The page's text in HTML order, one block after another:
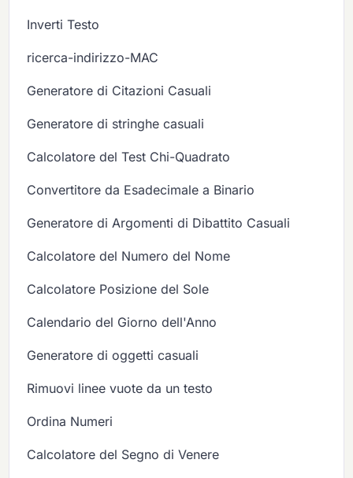
Inverti Testo
ricerca-indirizzo-MAC
Generatore di Citazioni Casuali
Generatore di stringhe casuali
Calcolatore del Test Chi-Quadrato
Convertitore da Esadecimale a Binario
Generatore di Argomenti di Dibattito Casuali
Calcolatore del Numero del Nome
Calcolatore Posizione del Sole
Calendario del Giorno dell'Anno
Generatore di oggetti casuali
Rimuovi linee vuote da un testo
Ordina Numeri
Calcolatore del Segno di Venere